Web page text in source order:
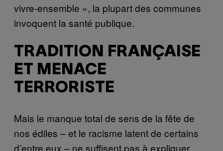
vivre-ensemble », la plupart des communes
invoquent la santé publique.
TRADITION FRANÇAISE
ET MENACE
TERRORISTE
Mais le manque total de sens de la fête de
nos édiles – et le racisme latent de certains
d’entre eux – ne suffisent pas à expliquer